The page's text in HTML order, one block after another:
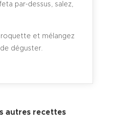
par-dessus, salez,
et mélangez
déguster.
autres recettes